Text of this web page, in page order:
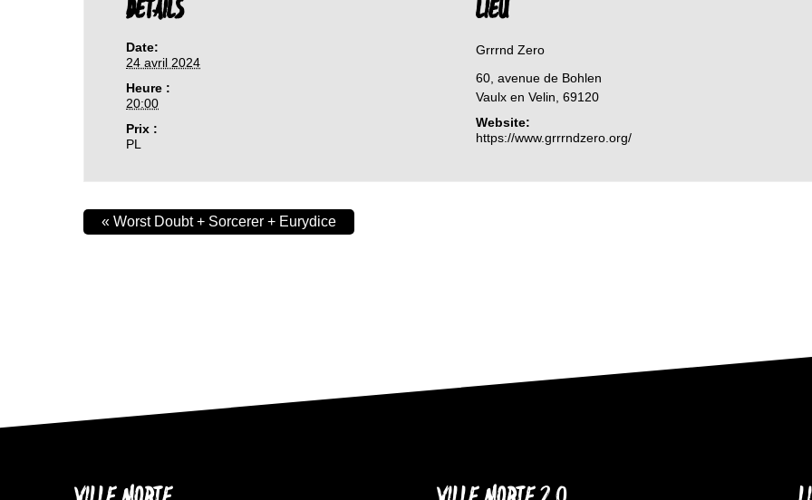
DETAILS
Date:
24 avril 2024
Heure :
20:00
Prix :
PL
LIEU
Grrrnd Zero
60, avenue de Bohlen
Vaulx en Velin 69120
Website:
https://www.grrrndzero.org/
« Worst Doubt + Sorcerer + Eurydice